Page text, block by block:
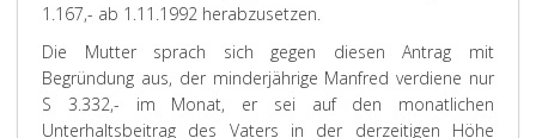
1.167,- ab 1.11.1992 herabzusetzen.
Die Mutter sprach sich gegen diesen Antrag mit
Begründung aus, der minderjährige Manfred verdiene nur
S 3.332,- im Monat, er sei auf den monatlichen
Unterhaltsbeitrag des Vaters in der derzeitigen Höhe